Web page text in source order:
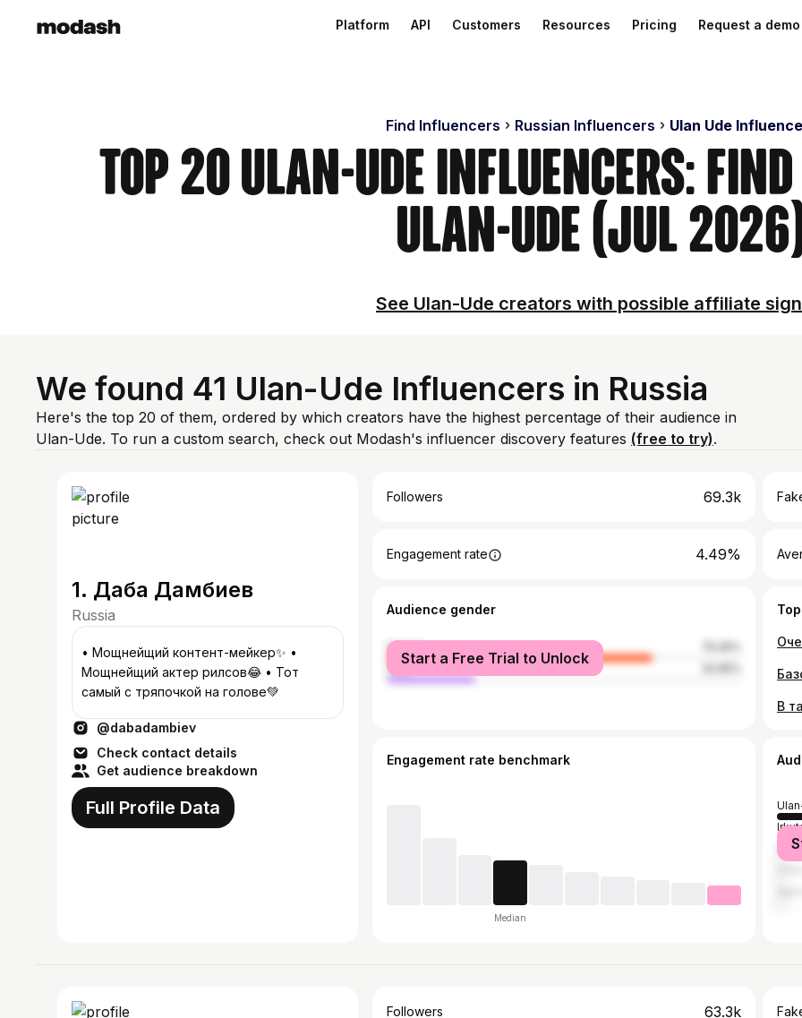
Platform API Customers Resources Pricing Request a demo
Find Influencers Russian Influencers Ulan Ude
Top 20 Ulan-Ude Influencers:
Ulan-Ude (Jul
See Ulan-Ude creators with possible affiliate
We found 41 Ulan-Ude Influencers in Russia
Here's the top 20 of them, ordered by which creators have the highest percentage of their audience in
Ulan-Ude. To run a custom search, check out Modash's influencer discovery features (free to try).
1. Даба Дамбиев
Russia
• Мощнейщий контент-мейкер✨ •
Мощнейщий актер рилсов😂 • Тот
самый с тряпочкой на голове💚
@dabadambiev
Check contact details
Get audience breakdown
Full Profile Data
Followers 69.3k
Engagement rate 4.49%
Audience gender
female
male
Start a Free Trial to Unlock
Engagement rate benchmark
Median
Followers 63.3k